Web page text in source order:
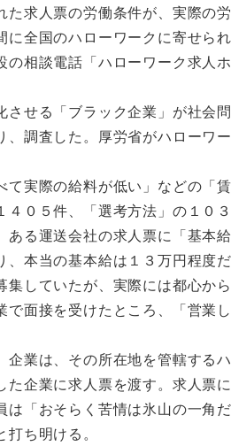
求人票の労働条件が、実際の
全国のハローワークに寄せら
相談電話「ハローワーク求人
せる「ブラック企業」が社会
調査した。厚労省がハローワ
実際の給料が低い」などの「
０５件、「選考方法」の１０３
る運送会社の求人票に「基本
本当の基本給は１３万円程度
していたが、実際には都心か
で面接を受けたところ、「営業
業は、その所在地を管轄する
企業に求人票を渡す。求人票
「おそらく苦情は氷山の一角
ち明ける。